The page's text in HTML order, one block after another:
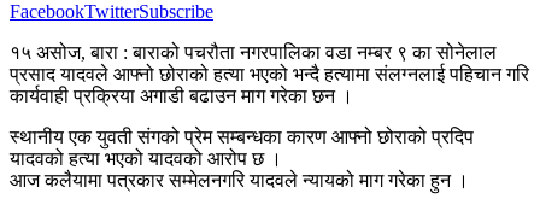
FacebookTwitterSubscribe
१५ असोज, बारा : बाराको पचरौता नगरपालिका वडा नम्बर ९ का सोनेलाल
प्रसाद यादवले आफ्नो छोराको हत्या भएको भन्दै हत्यामा संलग्नलाई पहिचान गरि
कार्यवाही प्रक्रिया अगाडी बढाउन माग गरेका छन ।
स्थानीय एक युवती संगको प्रेम सम्बन्धका कारण आफ्नो छोराको प्रदिप
यादवको हत्या भएको यादवको आरोप छ ।
आज कलैयामा पत्रकार सम्मेलनगरि यादवले न्यायको माग गरेका हुन ।